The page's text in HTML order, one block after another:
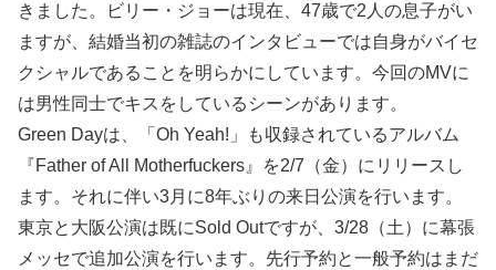
きました。ビリー・ジョーは現在、47歳で2人の息子がい
ますが、結婚当初の雑誌のインタビューでは自身がバイセ
クシャルであることを明らかにしています。今回のMVに
は男性同士でキスをしているシーンがあります。
Green Dayは、「Oh Yeah!」も収録されているアルバム
『Father of All Motherfuckers』を2/7（金）にリリースし
ます。それに伴い3月に8年ぶりの来日公演を行います。
東京と大阪公演は既にSold Outですが、3/28（土）に幕張
メッセで追加公演を行います。先行予約と一般予約はまだ